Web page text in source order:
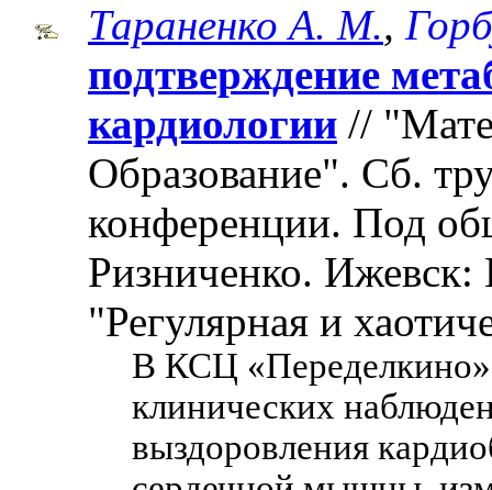
Тараненко А. М.,
подтверждение
кардиологии //
Образование". Cб.
конференции. Под
Ризниченко. Ижевск:
"Регулярная и
В КСЦ «Переделкино»
клинических
выздоровления